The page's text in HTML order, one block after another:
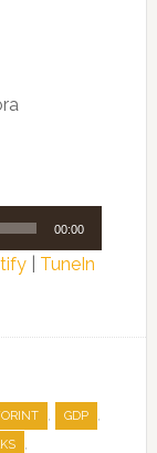
00:00
| TuneIn
, GDP ,
,